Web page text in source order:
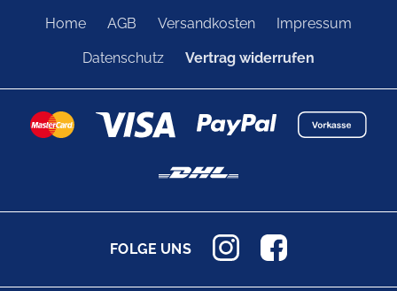
Home AGB Versandkosten Impressum
Datenschutz Vertrag widerrufen
FOLGE UNS